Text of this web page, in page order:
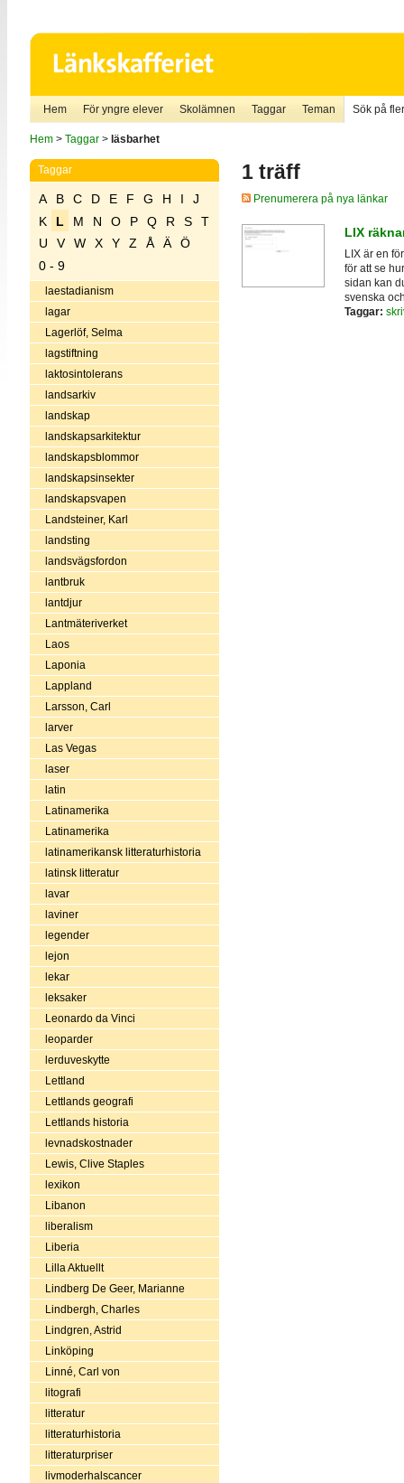
Hem För yngre elever Skolämnen Taggar Teman Sök på
Hem> Taggar> läsbarhet
Taggar
A B C D E F G H I
J
K
L M N O P Q R S
T
U
V W X Y Z Å Ä
Ö
0 - 9
laestadianism
lagar
Lagerlöf, Selma
lagstiftning
laktosintolerans
landsarkiv
landskap
landskapsarkitektur
landskapsblommor
landskapsinsekter
landskapsvapen
Landsteiner, Karl
landsting
landsvägsfordon
lantbruk
lantdjur
Lantmäteriverket
Laos
Laponia
Lappland
Larsson, Carl
larver
Las Vegas
laser
latin
Latinamerika
Latinamerika
latinamerikansk litteraturhistoria
latinsk litteratur
lavar
laviner
legender
lejon
lekar
leksaker
Leonardo da Vinci
leoparder
lerduveskytte
Lettland
Lettlands geografi
Lettlands historia
levnadskostnader
Lewis, Clive Staples
lexikon
Libanon
liberalism
Liberia
Lilla Aktuellt
Lindberg De Geer, Marianne
Lindbergh, Charles
Lindgren, Astrid
Linköping
Linné, Carl von
litografi
litteratur
litteraturhistoria
litteraturpriser
livmoderhalscancer
1 träff
Prenumerera på nya länkar
LIX
LIX är en
för att se
sidan kan
svenska
Taggar: